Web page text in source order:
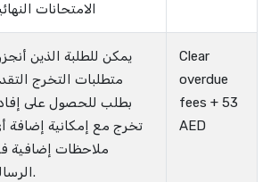
الامتحانات
يمكن للطلبة الذين
متطلبات التخرج
بطلب للحصول على
تخرج مع إمكانية إضافة
ملاحظات إضافية
الرسالة.
Clear
overdue
fees + 53
AED